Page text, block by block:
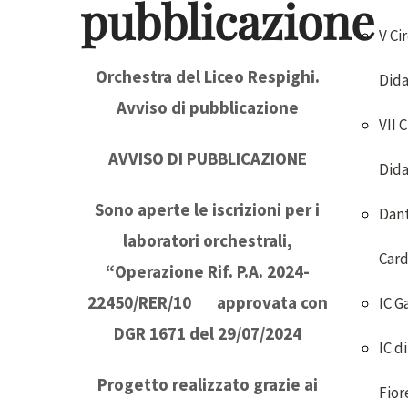
V
VII
IC
IC di
pubblicazione
Orchestra del Liceo Respighi.
Avviso di pubblicazione
AVVISO DI PUBBLICAZIONE
Sono aperte le iscrizioni per i
laboratori orchestrali,
“Operazione Rif. P.A. 2024-
22450/RER/10 approvata con
DGR 1671 del 29/07/2024
Progetto realizzato grazie ai